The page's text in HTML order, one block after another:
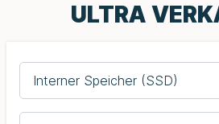
ULTRA
Interner Speicher (SSD)